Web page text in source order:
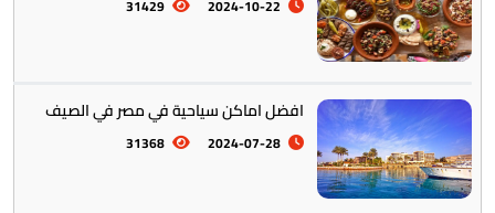
أستراليا || أوقيانوسيا
2024-10-22
31429
افضل اماكن سياحية في مصر في الصيف
2024-07-28
31368